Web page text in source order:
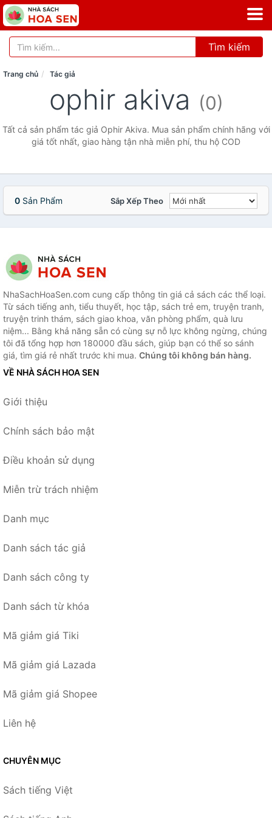
Tìm kiếm
Trang chủ Tác giả
ophir akiva (0)
Tất cả sản phẩm tác giả Ophir Akiva. Mua sản phẩm chính hãng với
giá tốt nhất, giao hàng tận nhà miễn phí, thu hộ COD
0 Sản Phẩm Sắp Xếp Theo
NhaSachHoaSen.com cung cấp thông tin giá cả sách các thể loại.
Từ sách tiếng anh, tiểu thuyết, học tập, sách trẻ em, truyện tranh,
truyện trinh thám, sách giao khoa, văn phòng phẩm, quà lưu
niệm... Bằng khả năng sẵn có cùng sự nỗ lực không ngừng, chúng
tôi đã tổng hợp hơn 180000 đầu sách, giúp bạn có thể so sánh
giá, tìm giá rẻ nhất trước khi mua. Chúng tôi không bán hàng.
VỀ NHÀ SÁCH HOA SEN
Giới thiệu
Chính sách bảo mật
Điều khoản sử dụng
Miễn trừ trách nhiệm
Danh mục
Danh sách tác giả
Danh sách công ty
Danh sách từ khóa
Mã giảm giá Tiki
Mã giảm giá Lazada
Mã giảm giá Shopee
Liên hệ
CHUYÊN MỤC
Sách tiếng Việt